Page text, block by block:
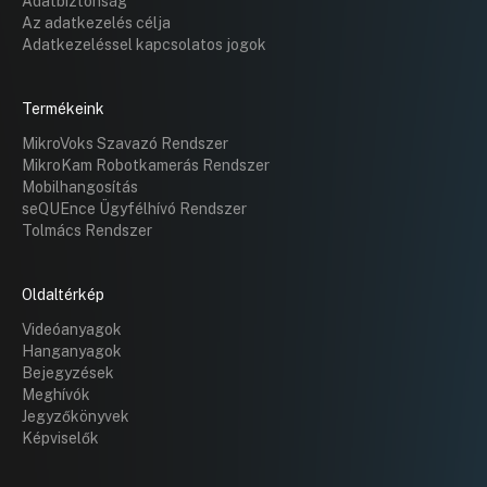
Az adatkezelés célja
Adatkezeléssel kapcsolatos jogok
Termékeink
MikroVoks Szavazó Rendszer
MikroKam Robotkamerás Rendszer
Mobilhangosítás
seQUEnce Ügyfélhívó Rendszer
Tolmács Rendszer
Oldaltérkép
Videóanyagok
Hanganyagok
Bejegyzések
Meghívók
Jegyzőkönyvek
Képviselők